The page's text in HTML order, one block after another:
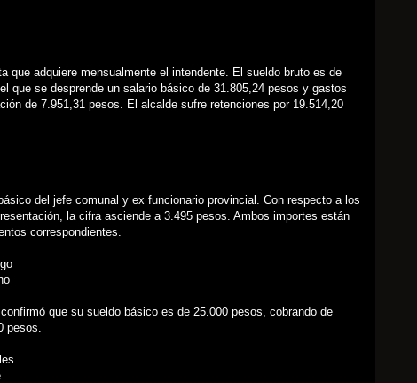
que adquiere mensualmente el intendente. El sueldo bruto es de
que se desprende un salario básico de 31.805,24 pesos y gastos
de 7.951,31 pesos. El alcalde sufre retenciones por 19.514,20
del jefe comunal y ex funcionario provincial. Con respecto a los
la cifra asciende a 3.495 pesos. Ambos importes están
correspondientes.
que su sueldo básico es de 25.000 pesos, cobrando de
pesos.